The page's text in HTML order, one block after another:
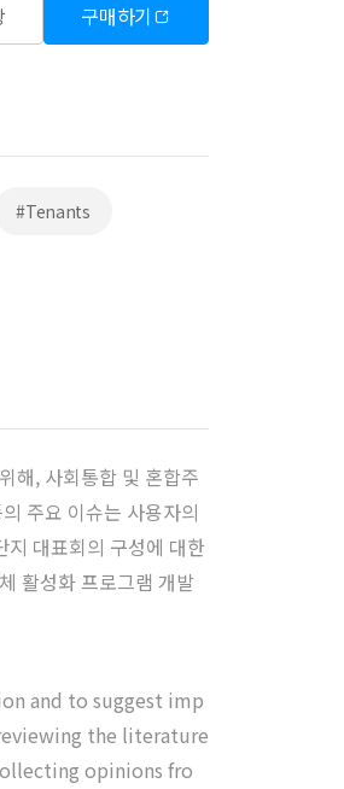
구매하기
#Tenants
해, 사회통합 및 혼합주
주요 이슈는 사용자의
대표회의 구성에 대한
활성화 프로그램 개발
and to suggest imp
the literature
opinions fro